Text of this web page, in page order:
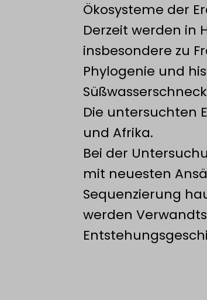
Ökosysteme der
Derzeit werden in
insbesondere zu
Phylogenie und
Die untersuchten
und Afrika.
Bei der
mit neuesten
Sequenzierung
werden